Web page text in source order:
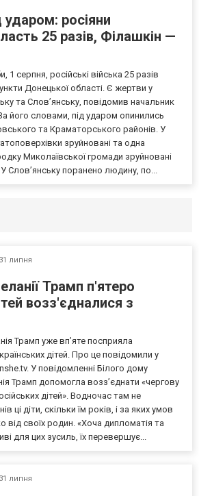
росіяни
25 разів, Філашкін —
1 серпня, російські війська 25 разів
Донецької області. Є жертви у
та Слов’янську, повідомив начальник
його словами, під ударом опинились
та Краматорського районів. У
зруйновані та одна
Миколаївської громади зруйновані
Слов’янську поранено людину, по...
31 липня
Трамп п'ятеро
возз'єдналися з
Трамп уже впʼяте посприяла
дітей. Про це повідомили у
У повідомленні Білого дому
Трамп допомогла возз’єднати «чергову
дітей». Водночас там не
ці діти, скільки їм років, і за яких умов
від своїх родин. «Хоча дипломатія та
для цих зусиль, їх перевершує...
31 липня